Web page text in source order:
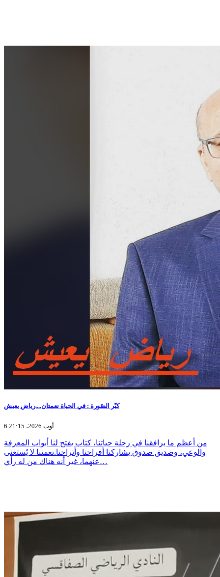
كبّر الصّورة : في الحياة نعمتان....رياض يعيش
6 أوت 2026، 21:15
من أعظم ما يرافقنا في رحلة حياتنا، كتاب يفتح لنا أبواب المعرفة
والوعي، وصديق صدوق يشاركنا أفراحنا وأتراحنا.نعمتنا لا يٌستغنى
عنهما، غير أنه هناك من له رأي…